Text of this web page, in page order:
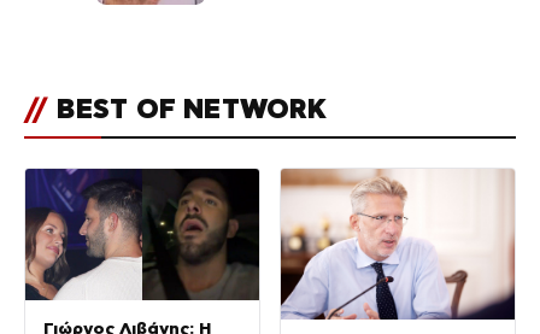
// BEST OF NETWORK
Γιώργος Λιβάνης: Η